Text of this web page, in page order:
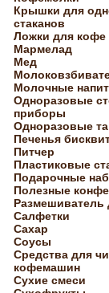
Крышки для
стаканов
Ложки для кофе
Мармелад
Мед
Молочные
Одноразовые
приборы
Одноразовые
Печенья
Питчер
Пластиковые
Подарочные
Полезные
Размешиватель
Салфетки
Сахар
Соусы
Средства для
кофемашин
Сухие смеси